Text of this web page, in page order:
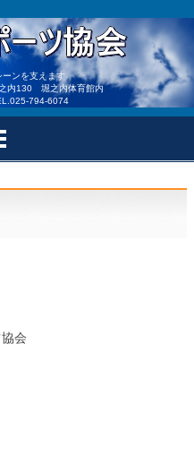
会 魚沼市
年団
ーンを支えます
内130 堀之内体育館内
794-6074
会